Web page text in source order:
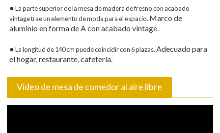
● La parte superior de la mesa de madera de fresno con acabado
vintage trae un elemento de moda para el espacio. Marco de
aluminio en forma de A con acabado vintage.
● La longitud de 140 cm puede coincidir con 6 plazas. Adecuado para
el hogar, restaurante, cafetería.
Video de mesa de comedor al aire libre